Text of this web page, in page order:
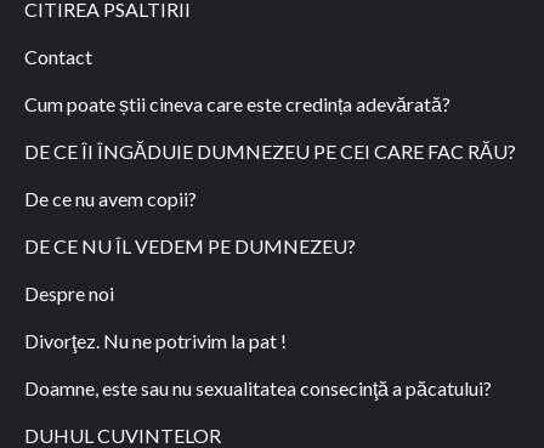
CITIREA PSALTIRII
Contact
Cum poate știi cineva care este credința adevărată?
DE CE ÎI ÎNGĂDUIE DUMNEZEU PE CEI CARE FAC RĂU?
De ce nu avem copii?
DE CE NU ÎL VEDEM PE DUMNEZEU?
Despre noi
Divorţez. Nu ne potrivim la pat !
Doamne, este sau nu sexualitatea consecinţă a păcatului?
DUHUL CUVINTELOR